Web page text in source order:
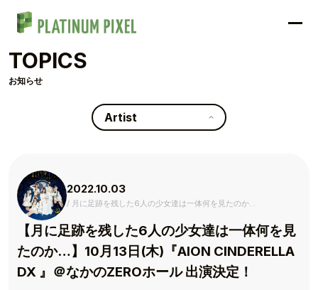
TOPICS
お知らせ
Artist
2022.10.03
月に足跡を残した6人の少女達は一体何を見たのか…
【月に足跡を残した6人の少女達は一体何を見
たのか…】10月13日(木)『AION CINDERELLA
DX 』＠なかのZEROホール 出演決定！